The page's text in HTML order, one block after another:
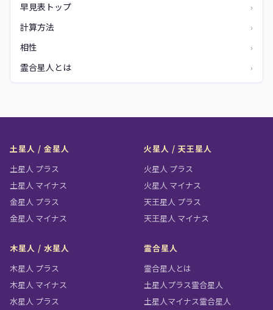
早見表トップ ›
計算方法 ›
相性 ›
霊合星人とは ›
土星人 / 金星人
土星人 プラス
土星人 マイナス
金星人 プラス
金星人 マイナス
火星人 / 天王星人
火星人 プラス
火星人 マイナス
天王星人 プラス
天王星人 マイナス
木星人 / 水星人
木星人 プラス
木星人 マイナス
水星人 プラス
霊合星人
霊合星人とは
土星人プラス霊合星人
土星人マイナス霊合星人